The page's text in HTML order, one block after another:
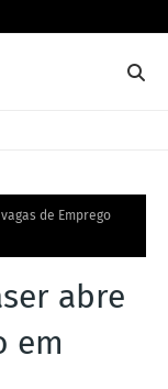
de Emprego
abre
em